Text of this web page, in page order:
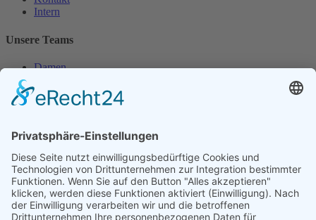
Intern
Unsere Teams
Damen
Herren
Herren 30
Unsere Jugend
Midcourt
Bambini
Juniorinnen 18
Knaben 15